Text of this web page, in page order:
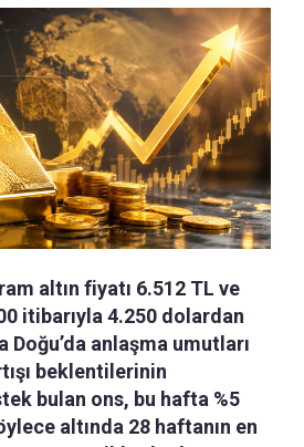
altın fiyatı 6.512 TL ve
itibarıyla 4.250 dolardan
Doğu’da anlaşma umutları
beklentilerinin
bulan ons, bu hafta %5
altında 28 haftanın en